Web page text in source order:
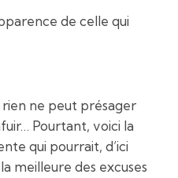
de celle qui
ne peut présager
Pourtant, voici la
qui pourrait, d’ici
meilleure des excuses